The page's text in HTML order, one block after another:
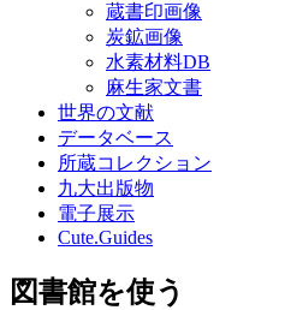
蔵書印画像
炭鉱画像
水素材料DB
麻生家文書
世界の文献
データベース
所蔵コレクション
九大出版物
電子展示
Cute.Guides
図書館を使う